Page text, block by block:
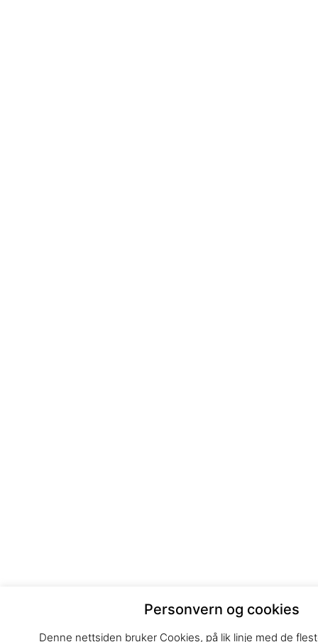
Personvern og cookies
Denne nettsiden bruker Cookies, på lik linje med de